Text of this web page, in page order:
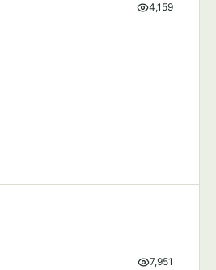
4,159
7,951